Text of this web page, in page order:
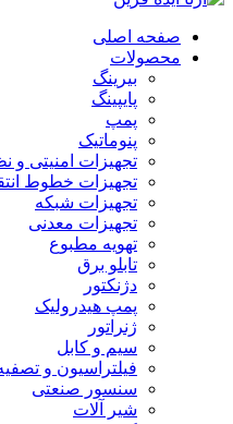
صفحه اصلی
محصولات
بیرینگ
پایپینگ
پمپ
پنوماتیک
تجهیزات امنیتی و
تجهیزات خطوط
تجهیزات شبکه
تجهیزات معدنی
تهویه مطبوع
تابلو برق
دژنکتور
پمپ هیدرولیک
ژنراتور
سیم و کابل
فیلتراسیون و
سنسور صنعتی
شیر آلات